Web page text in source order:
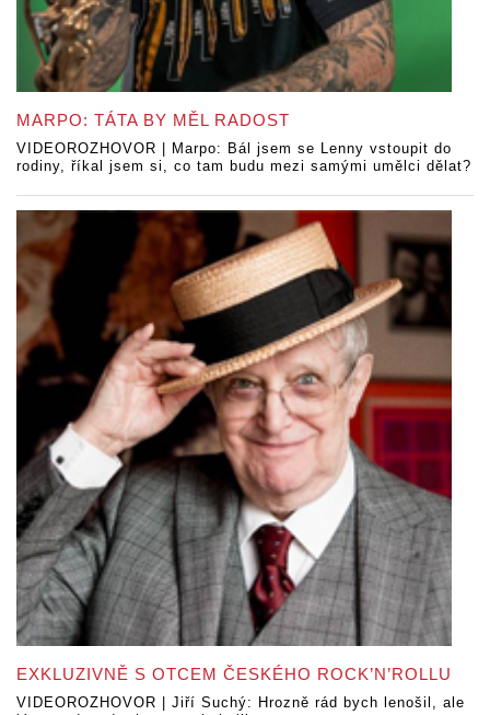
MARPO: TÁTA BY MĚL RADOST
VIDEOROZHOVOR | Marpo: Bál jsem se Lenny vstoupit do
rodiny, říkal jsem si, co tam budu mezi samými umělci dělat?
EXKLUZIVNĚ S OTCEM ČESKÉHO ROCK’N’ROLLU
VIDEOROZHOVOR | Jiří Suchý: Hrozně rád bych lenošil, ale